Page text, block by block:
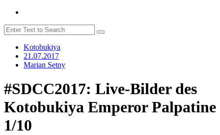
Kotobukiya
21.07.2017
Marian Setny
#SDCC2017: Live-Bilder des
Kotobukiya Emperor Palpatine
1/10